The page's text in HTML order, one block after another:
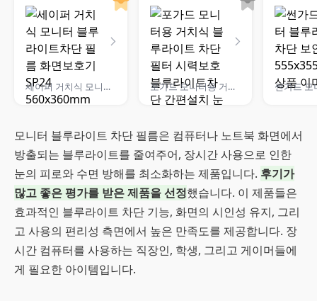
세이퍼 거치식 모니터 블루라이트차단 필름 화면보호기 SP24 560x360mm 포가드 모니터용 거치식 블루라이트 차단 필터 시력보호 블루라이트차단 간편설치 눈시림방지
모니터 블루라이트 차단 필름은 컴퓨터나 노트북 화면에서
방출되는 블루라이트를 줄여주어, 장시간 사용으로 인한
눈의 피로와 수면 방해를 최소화하는 제품입니다. 후기가
많고 좋은 평가를 받은 제품을 선정했습니다. 이 제품들은
효과적인 블루라이트 차단 기능, 화면의 시인성 유지, 그리
고 사용의 편리성 측면에서 높은 만족도를 제공합니다. 장
시간 컴퓨터를 사용하는 직장인, 학생, 그리고 게이머들에
게 필요한 아이템입니다.